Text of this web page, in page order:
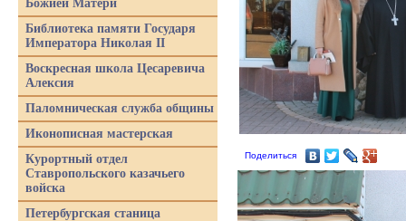
Поделиться
Божией Матери
Библиотека памяти Государя
Императора Николая II
Воскресная школа Цесаревича
Алексия
Паломническая служба общины
Иконописная мастерская
Курортный отдел
Ставропольского казачьего
войска
Петербургская станица